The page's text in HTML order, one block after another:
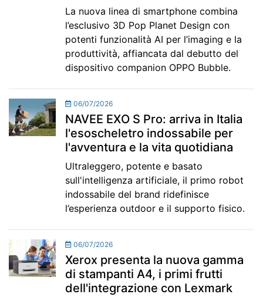
La nuova linea di smartphone combina
l’esclusivo 3D Pop Planet Design con
potenti funzionalità AI per l’imaging e la
produttività, affiancata dal debutto del
dispositivo companion OPPO Bubble.
06/07/2026
NAVEE EXO S Pro: arriva in Italia
l'esoscheletro indossabile per
l'avventura e la vita quotidiana
Ultraleggero, potente e basato
sull'intelligenza artificiale, il primo robot
indossabile del brand ridefinisce
l’esperienza outdoor e il supporto fisico.
06/07/2026
Xerox presenta la nuova gamma
di stampanti A4, i primi frutti
dell'integrazione con Lexmark